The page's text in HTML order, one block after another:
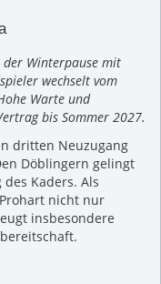
der Winterpause mit
wechselt vom
Warte und
bis Sommer 2027.
dritten Neuzugang
Döblingern gelingt
Kaders. Als
nicht nur
insbesondere